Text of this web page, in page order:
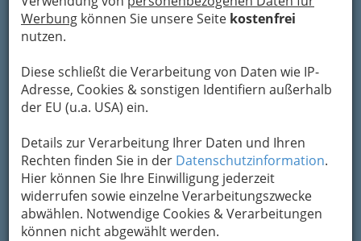
Werbung können Sie unsere Seite kostenfrei
nutzen.
Diese schließt die Verarbeitung von Daten wie IP-
Adresse, Cookies & sonstigen Identifiern außerhalb
der EU (u.a. USA) ein.
Details zur Verarbeitung Ihrer Daten und Ihren
Rechten finden Sie in der Datenschutzinformation.
Hier können Sie Ihre Einwilligung jederzeit
widerrufen sowie einzelne Verarbeitungszwecke
abwählen. Notwendige Cookies & Verarbeitungen
können nicht abgewählt werden.
Adresse mit Google Maps anschauen